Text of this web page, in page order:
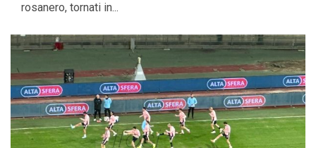
rosanero, tornati in...